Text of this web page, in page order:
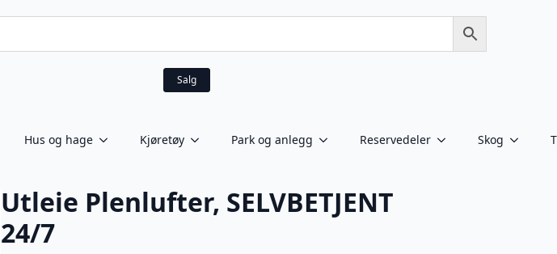
Salg
Hus og hage Kjøretøy Park og anlegg Reservedeler Skog
Utleie Plenlufter, SELVBETJENT
24/7